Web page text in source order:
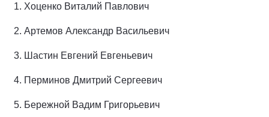
1. Хоценко Виталий Павлович
2. Артемов Александр Васильевич
3. Шастин Евгений Евгеньевич
4. Перминов Дмитрий Сергеевич
5. Бережной Вадим Григорьевич